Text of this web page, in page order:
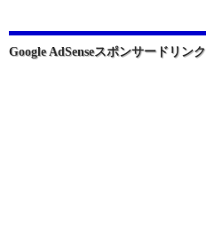
ョ
Google AdSenseスポンサードリンク